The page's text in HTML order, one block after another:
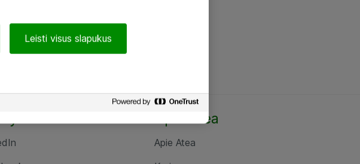
Apie Atea
Apie Atea
Leisti visus slapukus